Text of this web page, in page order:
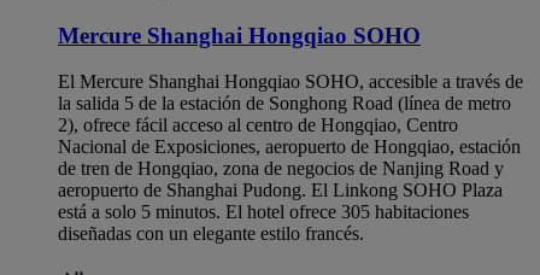
Mercure Shanghai Hongqiao SOHO
El Mercure Shanghai Hongqiao SOHO, accesible a través de
la salida 5 de la estación de Songhong Road (línea de metro
2), ofrece fácil acceso al centro de Hongqiao, Centro
Nacional de Exposiciones, aeropuerto de Hongqiao, estación
de tren de Hongqiao, zona de negocios de Nanjing Road y
aeropuerto de Shanghai Pudong. El Linkong SOHO Plaza
está a solo 5 minutos. El hotel ofrece 305 habitaciones
diseñadas con un elegante estilo francés.